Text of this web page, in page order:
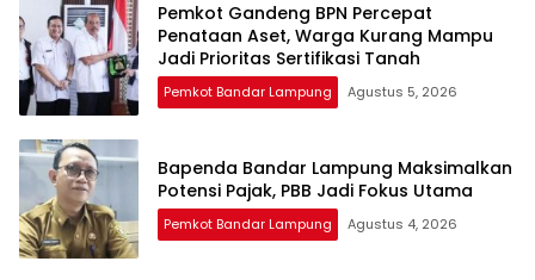
Pemkot Gandeng BPN Percepat
Penataan Aset, Warga Kurang Mampu
Jadi Prioritas Sertifikasi Tanah
Pemkot Bandar Lampung Agustus 5, 2026
Bapenda Bandar Lampung Maksimalkan
Potensi Pajak, PBB Jadi Fokus Utama
Pemkot Bandar Lampung Agustus 4, 2026